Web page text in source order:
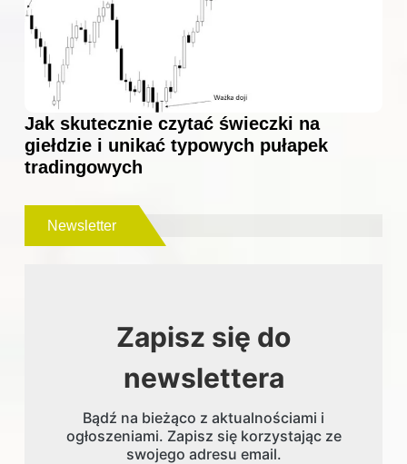
Jak skutecznie czytać świeczki na
giełdzie i unikać typowych pułapek
tradingowych
Newsletter
Zapisz się do
newslettera
Bądź na bieżąco z aktualnościami i
ogłoszeniami. Zapisz się korzystając ze
swojego adresu email.